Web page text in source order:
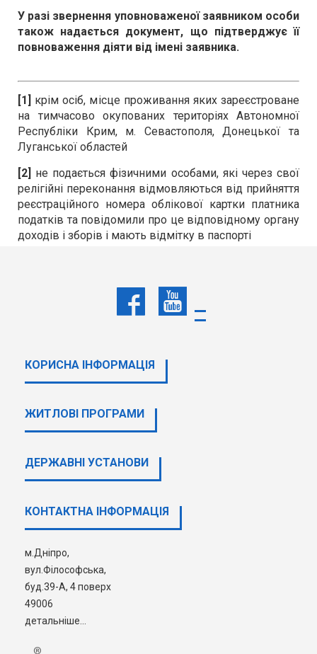
У разі звернення уповноваженої заявником особи
також надається документ, що підтверджує її
повноваження діяти від імені заявника.
[1] крім осіб, місце проживання яких зареєстроване
на тимчасово окупованих територіях Автономної
Республіки Крим, м. Севастополя, Донецької та
Луганської областей
[2] не подається фізичними особами, які через свої
релігійні переконання відмовляються від прийняття
реєстраційного номера облікової картки платника
податків та повідомили про це відповідному органу
доходів і зборів і мають відмітку в паспорті
КОРИСНА ІНФОРМАЦІЯ
ЖИТЛОВІ ПРОГРАМИ
ДЕРЖАВНI УСТАНОВИ
КОНТАКТНА ІНФОРМАЦІЯ
м.Дніпро,
вул.Філософська,
буд.39-А, 4 поверх
49006
детальніше...